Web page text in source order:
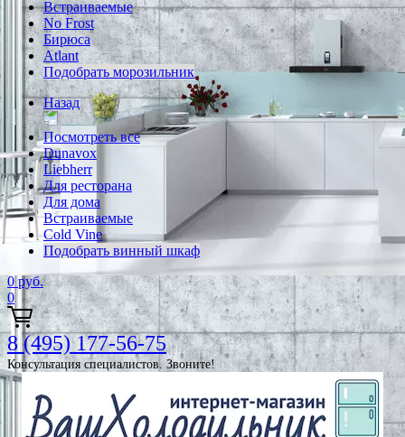
Встраиваемые
No Frost
Бирюса
Atlant
Подобрать морозильник
Назад
Посмотреть все
Dunavox
Liebherr
Для ресторана
Для дома
Встраиваемые
Cold Vine
Подобрать винный шкаф
0 руб.
0
8 (495) 177-56-75
Консультация специалистов. Звоните!